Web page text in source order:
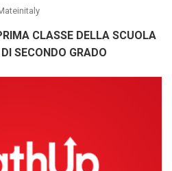
CLASSE DELLA SCUOLA
SECONDO GRADO